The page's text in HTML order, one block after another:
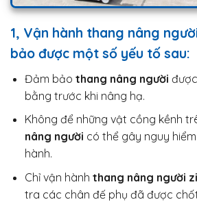
1, Vận hành thang nâng
bảo được một số yếu tố sau:
Đảm bảo thang nâng người
bằng trước khi nâng hạ.
Không để những vật cồng kềnh
nâng người có thể gây nguy
hành.
Chỉ vận hành thang nâng người
tra các chân đế phụ đã được